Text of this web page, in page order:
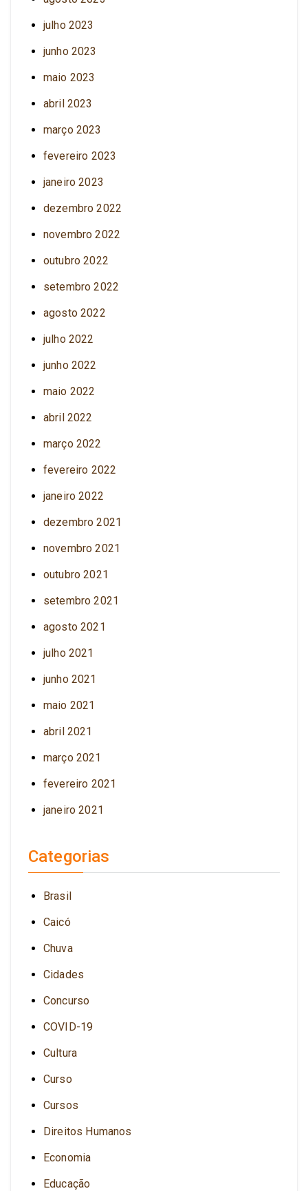
julho 2023
junho 2023
maio 2023
abril 2023
março 2023
fevereiro 2023
janeiro 2023
dezembro 2022
novembro 2022
outubro 2022
setembro 2022
agosto 2022
julho 2022
junho 2022
maio 2022
abril 2022
março 2022
fevereiro 2022
janeiro 2022
dezembro 2021
novembro 2021
outubro 2021
setembro 2021
agosto 2021
julho 2021
junho 2021
maio 2021
abril 2021
março 2021
fevereiro 2021
janeiro 2021
Categorias
Brasil
Caicó
Chuva
Cidades
Concurso
COVID-19
Cultura
Curso
Cursos
Direitos Humanos
Economia
Educação